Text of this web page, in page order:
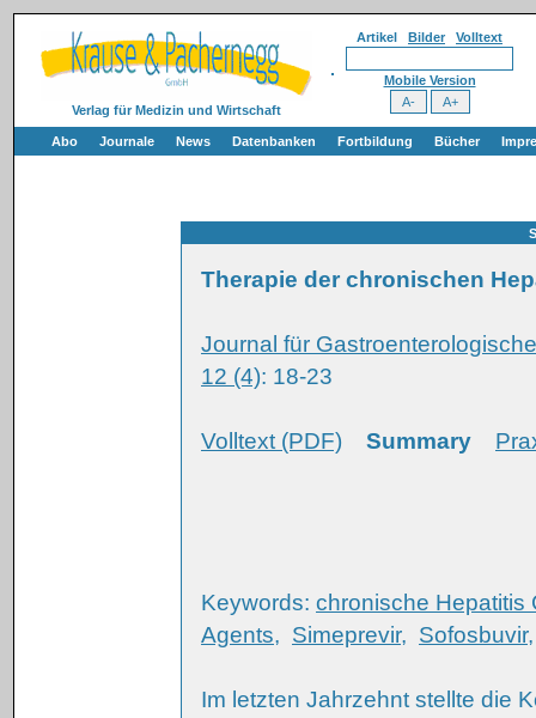
Verlag für Medizin und Wirtschaft
Artikel Bilder Volltext
Mobile Version
Abo Journale News Datenbanken Fortbildung Bücher
Therapie der chronischen
Journal für
12 (4): 18-23
Volltext (PDF) Summary
Keywords: chronische Hepatitis
Agents, Simeprevir, Sofosbuvir
Im letzten Jahrzehnt stellte die